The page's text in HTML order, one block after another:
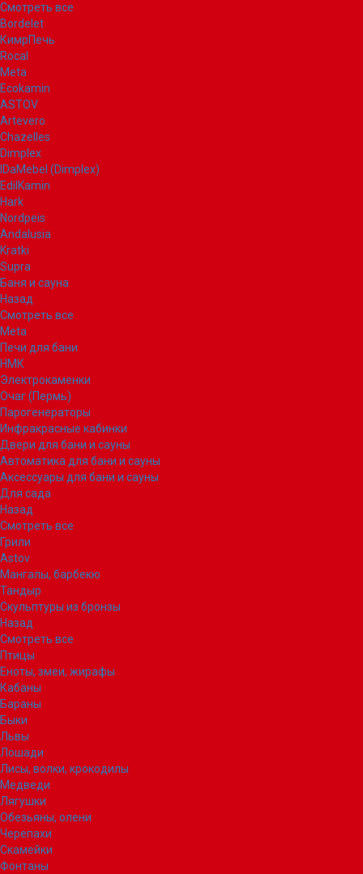
Смотреть все
Bordelet
КимрПечь
Rocal
Meta
Ecokamin
ASTOV
Artevero
Chazelles
Dimplex
IDaMebel (Dimplex)
EdilKamin
Hark
Nordpeis
Andalusia
Kratki
Supra
Баня и сауна
Назад
Смотреть все
Meta
Печи для бани
НМК
Электрокаменки
Очаг (Пермь)
Парогенераторы
Инфракрасные кабинки
Двери для бани и сауны
Автоматика для бани и сауны
Аксессуары для бани и сауны
Для сада
Назад
Смотреть все
Грили
Astov
Мангалы, барбекю
Тандыр
Скульптуры из бронзы
Назад
Смотреть все
Птицы
Еноты, змеи, жирафы
Кабаны
Бараны
Быки
Львы
Лошади
Лисы, волки, крокодилы
Медведи
Лягушки
Обезьяны, олени
Черепахи
Скамейки
Фонтаны